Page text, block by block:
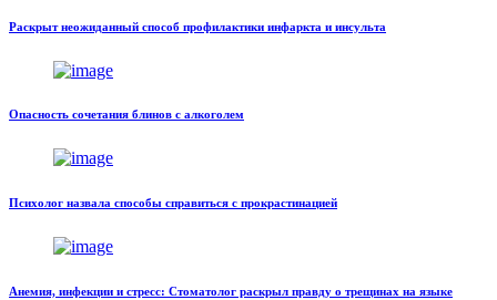
Раскрыт неожиданный способ профилактики инфаркта и инсульта
Опасность сочетания блинов с алкоголем
Психолог назвала способы справиться с прокрастинацией
Анемия, инфекции и стресс: Стоматолог раскрыл правду о трещинах на языке